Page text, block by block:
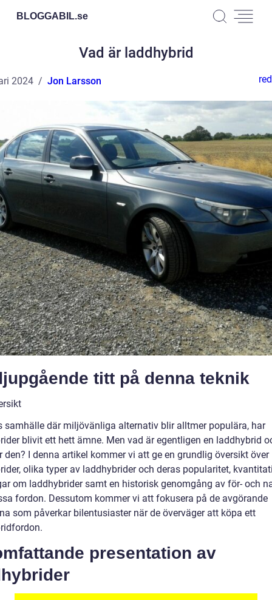
BLOGGABIL.se
Vad är laddhybrid
2024 Jon Larsson
titt på denna teknik
samhälle där miljövänliga alternativ blir alltmer populära, har
blivit ett hett ämne. Men vad är egentligen en laddhybrid
den? I denna artikel kommer vi att ge en grundlig översikt över
olika typer av laddhybrider och deras popularitet,
om laddhybrider samt en historisk genomgång av för- och
fordon. Dessutom kommer vi att fokusera på de avgörande
som påverkar bilentusiaster när de överväger att köpa ett
presentation av